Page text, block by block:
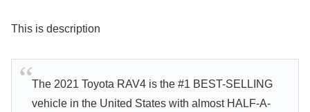
This is description
The 2021 Toyota RAV4 is the #1 BEST-SELLING
vehicle in the United States with almost HALF-A-